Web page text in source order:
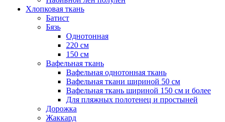
Хлопковая ткань
Батист
Бязь
Однотонная
220 см
150 см
Вафельная ткань
Вафельная однотонная ткань
Вафельная ткани шириной 50 см
Вафельная ткань шириной 150 см и более
Для пляжных полотенец и простыней
Дорожка
Жаккард